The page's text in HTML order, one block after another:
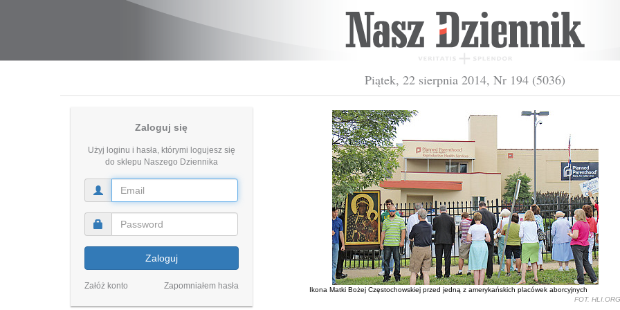
Piątek, 22 sierpnia 2014, Nr 194 (5036)
Zaloguj się
Użyj loginu i hasła, którymi logujesz się
do sklepu Naszego Dziennika
Zaloguj
Załóż konto Zapomniałem hasła
Ikona Matki Bożej Częstochowskiej przed jedną z amerykańskich placówek aborcyjnych
FOT. HLI.ORG